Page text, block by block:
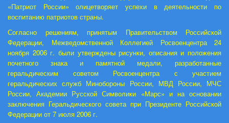
«Патриот России» олицетворяет успехи в деятельности по
воспитанию патриотов страны.
Согласно решениям, принятым Правительством Российской
Федерации, Межведомственной Коллегией Росвоенцентра 24
ноября 2006 г. были утверждены рисунки, описания и положения
почетного знака и памятной медали, разработанные
геральдическим советом Росвоенцентра с участием
геральдических служб Минобороны России, МВД России, МЧС
России, Академии Русской Символики «Марс» и на основании
заключения Геральдического совета при Президенте Российской
Федерации от 7 июля 2006 г.